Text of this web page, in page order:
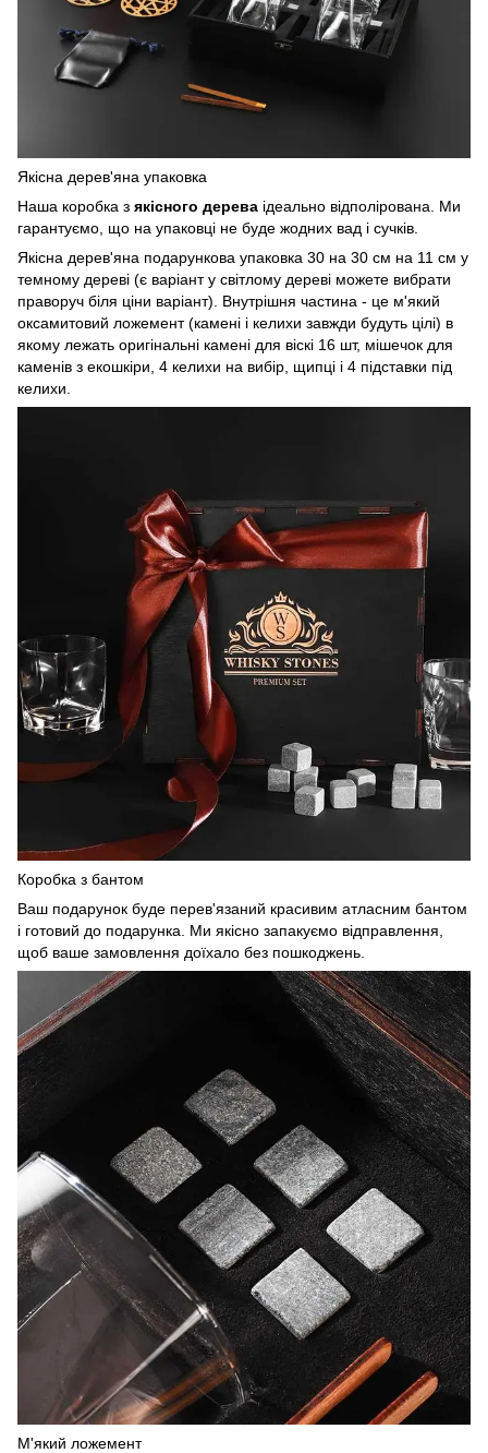
Якісна дерев'яна упаковка
Наша коробка з якісного дерева ідеально відполірована. Ми
гарантуємо, що на упаковці не буде жодних вад і сучків.
Якісна дерев'яна подарункова упаковка 30 на 30 см на 11 см у
темному дереві (є варіант у світлому дереві можете вибрати
праворуч біля ціни варіант). Внутрішня частина - це м'який
оксамитовий ложемент (камені і келихи завжди будуть цілі) в
якому лежать оригінальні камені для віскі 16 шт, мішечок для
каменів з екошкіри, 4 келихи на вибір, щипці і 4 підставки під
келихи.
Коробка з бантом
Ваш подарунок буде перев'язаний красивим атласним бантом
і готовий до подарунка. Ми якісно запакуємо відправлення,
щоб ваше замовлення доїхало без пошкоджень.
М'який ложемент